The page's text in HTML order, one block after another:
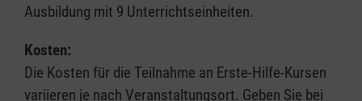
Ausbildung mit 9 Unterrichtseinheiten.
Kosten:
Die Kosten für die Teilnahme an Erste-Hilfe-Kursen
variieren je nach Veranstaltungsort. Geben Sie bei